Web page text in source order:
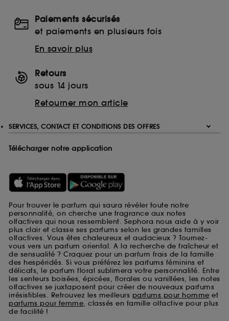
Paiements sécurisés
et paiements en plusieurs fois
En savoir plus
Retours
sous 14 jours
Retourner mon article
SERVICES, CONTACT ET CONDITIONS DES OFFRES
Télécharger notre application
Pour trouver le parfum qui saura révéler toute notre
personnalité, on cherche une fragrance aux notes
olfactives qui nous ressemblent. Sephora nous aide à y voir
plus clair et classe ses parfums selon les grandes familles
olfactives. Vous êtes chaleureux et audacieux ? Tournez-
vous vers un parfum oriental. A la recherche de fraîcheur et
de sensualité ? Craquez pour un parfum frais de la famille
des hespéridés. Si vous préférez les parfums féminins et
délicats, le parfum floral sublimera votre personnalité. Entre
les senteurs boisées, épicées, florales ou vanillées, les notes
olfactives se juxtaposent pour créer de nouveaux parfums
irrésistibles. Retrouvez les meilleurs parfums pour homme et
parfums pour femme, classés en famille olfactive pour plus
de facilité !